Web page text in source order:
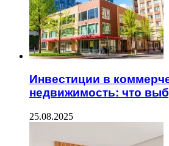
Инвестиции в
недвижимость: что
25.08.2025